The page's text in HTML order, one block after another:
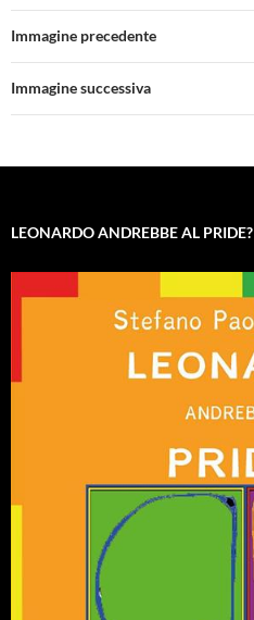
Immagine precedente
Immagine successiva
LEONARDO ANDREBBE AL PRIDE?